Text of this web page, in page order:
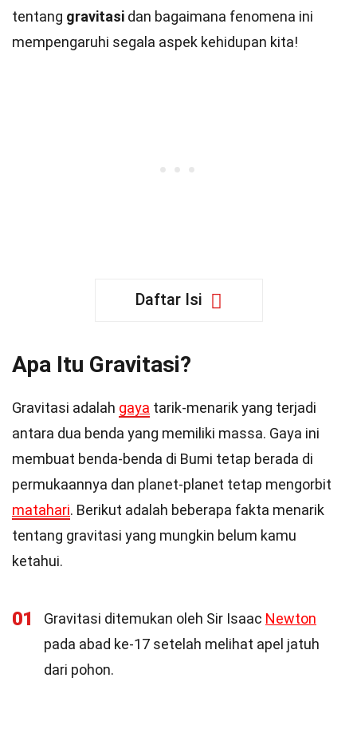
tentang gravitasi dan bagaimana fenomena ini
mempengaruhi segala aspek kehidupan kita!
Daftar Isi
Apa Itu Gravitasi?
Gravitasi adalah gaya tarik-menarik yang terjadi
antara dua benda yang memiliki massa. Gaya ini
membuat benda-benda di Bumi tetap berada di
permukaannya dan planet-planet tetap mengorbit
matahari. Berikut adalah beberapa fakta menarik
tentang gravitasi yang mungkin belum kamu
ketahui.
01 Gravitasi ditemukan oleh Sir Isaac Newton
pada abad ke-17 setelah melihat apel jatuh
dari pohon.